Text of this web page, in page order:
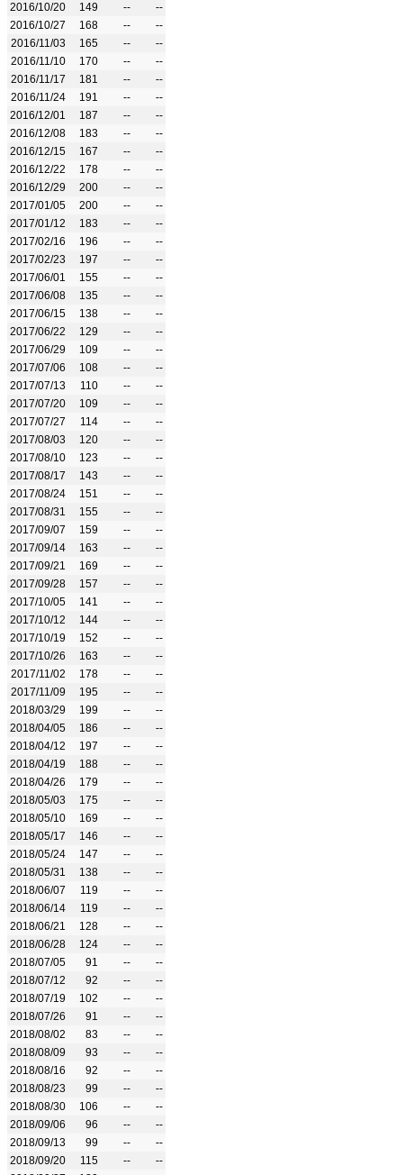
2016/10/20
149 --
--
2016/10/27
168 --
--
2016/11/03
165 --
--
2016/11/10
170 --
--
2016/11/17
181 --
--
2016/11/24
191 --
--
2016/12/01
187 --
--
2016/12/08
183 --
--
2016/12/15
167 --
--
2016/12/22
178 --
--
2016/12/29
200 --
--
2017/01/05
200 --
--
2017/01/12
183 --
--
2017/02/16
196 --
--
2017/02/23
197 --
--
2017/06/01
155 --
--
2017/06/08
135 --
--
2017/06/15
138 --
--
2017/06/22
129 --
--
2017/06/29
109 --
--
2017/07/06
108 --
--
2017/07/13
110 --
--
2017/07/20
109 --
--
2017/07/27
114 --
--
2017/08/03
120 --
--
2017/08/10
123 --
--
2017/08/17
143 --
--
2017/08/24
151 --
--
2017/08/31
155 --
--
2017/09/07
159 --
--
2017/09/14
163 --
--
2017/09/21
169 --
--
2017/09/28
157 --
--
2017/10/05
141 --
--
2017/10/12
144 --
--
2017/10/19
152 --
--
2017/10/26
163 --
--
2017/11/02
178 --
--
2017/11/09
195 --
--
2018/03/29
199 --
--
2018/04/05
186 --
--
2018/04/12
197 --
--
2018/04/19
188 --
--
2018/04/26
179 --
--
2018/05/03
175 --
--
2018/05/10
169 --
--
2018/05/17
146 --
--
2018/05/24
147 --
--
2018/05/31
138 --
--
2018/06/07
119 --
--
2018/06/14
119 --
--
2018/06/21
128 --
--
2018/06/28
124 --
--
2018/07/05
91 --
--
2018/07/12
92 --
--
2018/07/19
102 --
--
2018/07/26
91 --
--
2018/08/02
83 --
--
2018/08/09
93 --
--
2018/08/16
92 --
--
2018/08/23
99 --
--
2018/08/30
106 --
--
2018/09/06
96 --
--
2018/09/13
99 --
--
2018/09/20
115 --
--